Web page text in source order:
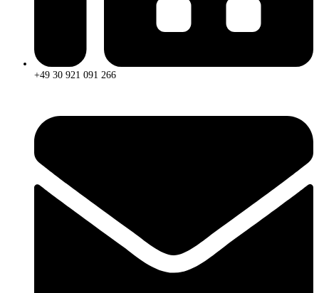
+49 30 921 091 266